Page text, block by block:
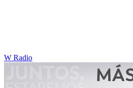
W Radio